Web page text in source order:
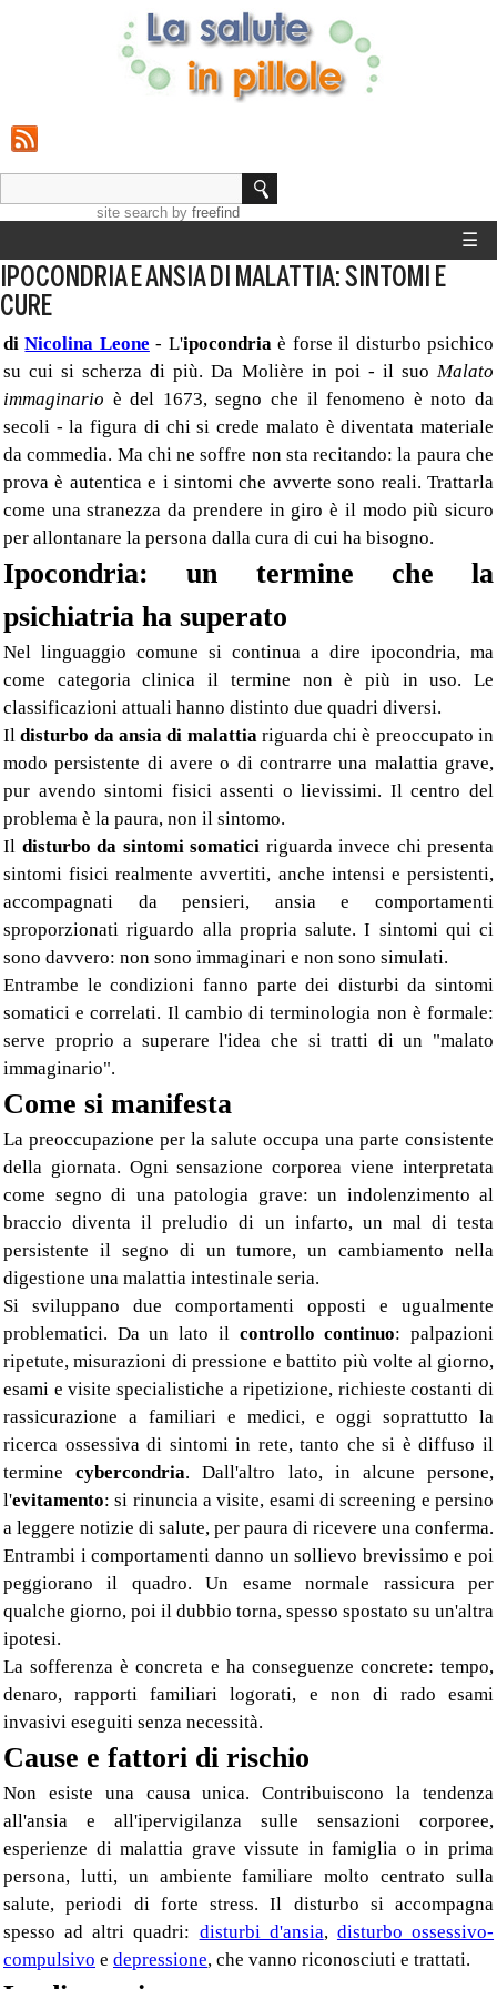
site search by freefind
☰
HOME
STRUMENTI
CALCOLO PESO IDEALE
IPOCONDRIA E ANSIA DI MALATTIA: SINTOMI E
CURE
diNicolina Leone - L'ipocondriaè forse il disturbo psichico
su cui si scherza di più. Da Molière in poi - il suo Malato
immaginario è del 1673, segno che il fenomeno è noto da
secoli - la figura di chi si crede malato è diventata materiale
da commedia. Ma chi ne soffre non sta recitando: la paura che
prova è autentica e i sintomi che avverte sono reali. Trattarla
come una stranezza da prendere in giro è il modo più sicuro
per allontanare la persona dalla cura di cui ha bisogno.
Ipocondria: un termine che la
psichiatria ha superato
Nel linguaggio comune si continua a dire ipocondria, ma
come categoria clinica il termine non è più in uso. Le
classificazioni attuali hanno distinto due quadri diversi.
Ildisturbo da ansia di malattiariguarda chi è preoccupato in
modo persistente di avere o di contrarre una malattia grave,
pur avendo sintomi fisici assenti o lievissimi. Il centro del
problema è la paura, non il sintomo.
Il disturbo da sintomi somatici riguarda invece chi presenta
sintomi fisici realmente avvertiti, anche intensi e persistenti,
accompagnati da pensieri, ansia e comportamenti
sproporzionati riguardo alla propria salute. I sintomi qui ci
sono davvero: non sono immaginari e non sono simulati.
Entrambe le condizioni fanno parte dei disturbi da sintomi
somatici e correlati. Il cambio di terminologia non è formale:
serve proprio a superare l'idea che si tratti di un "malato
immaginario".
Come si manifesta
La preoccupazione per la salute occupa una parte consistente
della giornata. Ogni sensazione corporea viene interpretata
come segno di una patologia grave: un indolenzimento al
braccio diventa il preludio di un infarto, un mal di testa
persistente il segno di un tumore, un cambiamento nella
digestione una malattia intestinale seria.
Si sviluppano due comportamenti opposti e ugualmente
problematici. Da un lato il controllo continuo: palpazioni
ripetute, misurazioni di pressione e battito più volte al giorno,
esami e visite specialistiche a ripetizione, richieste costanti di
rassicurazione a familiari e medici, e oggi soprattutto la
ricerca ossessiva di sintomi in rete, tanto che si è diffuso il
terminecybercondria. Dall'altro lato, in alcune persone,
l'evitamento: si rinuncia a visite, esami di screening e persino
a leggere notizie di salute, per paura di ricevere una conferma.
Entrambi i comportamenti danno un sollievo brevissimo e poi
peggiorano il quadro. Un esame normale rassicura per
qualche giorno, poi il dubbio torna, spesso spostato su un'altra
ipotesi.
La sofferenza è concreta e ha conseguenze concrete: tempo,
denaro, rapporti familiari logorati, e non di rado esami
invasivi eseguiti senza necessità.
Cause e fattori di rischio
Non esiste una causa unica. Contribuiscono la tendenza
all'ansia e all'ipervigilanza sulle sensazioni corporee,
esperienze di malattia grave vissute in famiglia o in prima
persona, lutti, un ambiente familiare molto centrato sulla
salute, periodi di forte stress. Il disturbo si accompagna
spesso ad altri quadri: disturbi d'ansia, disturbo ossessivo-
compulsivo e depressione, che vanno riconosciuti e trattati.